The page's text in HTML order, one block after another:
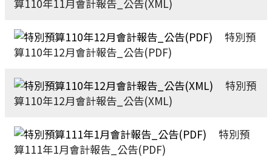
算110年11月會計報告_公告(XML)
特別預
算110年12月會計報告_公告(PDF)
特別預
算110年12月會計報告_公告(XML)
特別預
算111年1月會計報告_公告(PDF)